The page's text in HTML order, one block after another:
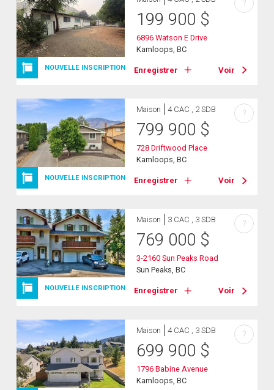
NOUVELLE INSCRIPTION
199 900 $
6896 Watson E Drive
Kamloops, BC
Enregistrer Voir
?
NOUVELLE INSCRIPTION
Maison 4 CAC , 2 SDB
799 900 $
728 Driftwood Place
Kamloops, BC
Enregistrer Voir
?
NOUVELLE INSCRIPTION
Maison 3 CAC , 3 SDB
769 000 $
3-2160 Sun Peaks Road
Sun Peaks, BC
Enregistrer Voir
?
Maison 4 CAC , 3 SDB
699 900 $
1796 Babine Avenue
Kamloops, BC
?